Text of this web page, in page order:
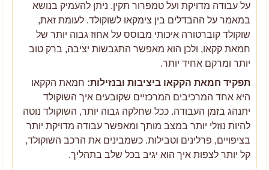
על עבודה מדויקת ועל טמפרור תקין. ניתן להעמיק בנושא
במאמר על ההבדלים בין צימקאו לשוקולד. לעומת זאת,
שוקולד קוברטורה איכותי מבוסס על אחוז גבוה יותר של
חמאת קקאו, ולכן הוא מאפשר התגבשות יציבה, ברק טוב
יותר ומרקם אחיד יותר.
תפקיד חמאת הקקאו ביציבות ובנזילות: חמאת הקקאו
היא אחד המרכיבים המרכזיים שקובעים איך השוקולד
יתנהג בזמן העבודה. ככל שחלקה גבוה יותר, השוקולד נוטה
להיות נוזלי יותר במצב מותך ומאפשר עבודה מדויקת יותר
בציפויים, פרלינים וטבילות. כשמבינים את הרכב השוקולד,
קל יותר לצפות איך הוא יגיב בכל שלב בתהליך.